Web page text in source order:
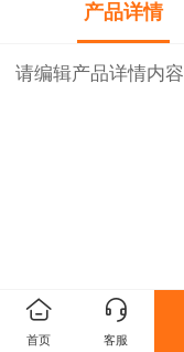
产品详情
请编辑产品详情内容
首页 客服